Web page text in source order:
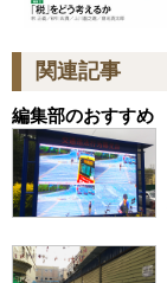
関連記事
編集部のおすすめ